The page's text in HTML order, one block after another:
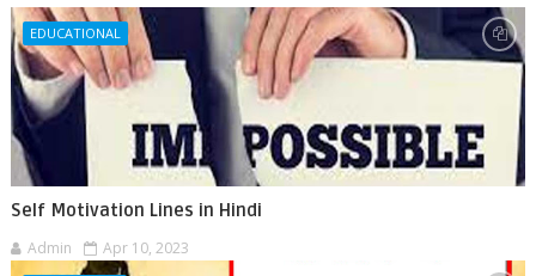
EDUCATIONAL
Self Motivation Lines in Hindi
Admin Apr 10, 2023